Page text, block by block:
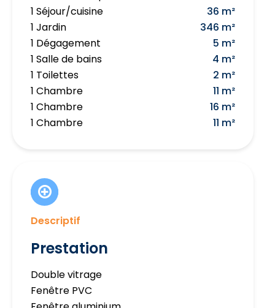
1 Séjour/cuisine
36 m²
1 Jardin
346 m²
1 Dégagement
5 m²
1 Salle de bains
4 m²
1 Toilettes
2 m²
1 Chambre
11 m²
1 Chambre
16 m²
1 Chambre
11 m²
Descriptif
Prestation
Double vitrage
Fenêtre PVC